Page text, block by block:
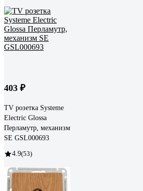
403 ₽
TV розетка Systeme
Electric Glossa
Перламутр, механизм
SE GSL000693
4.9(53)